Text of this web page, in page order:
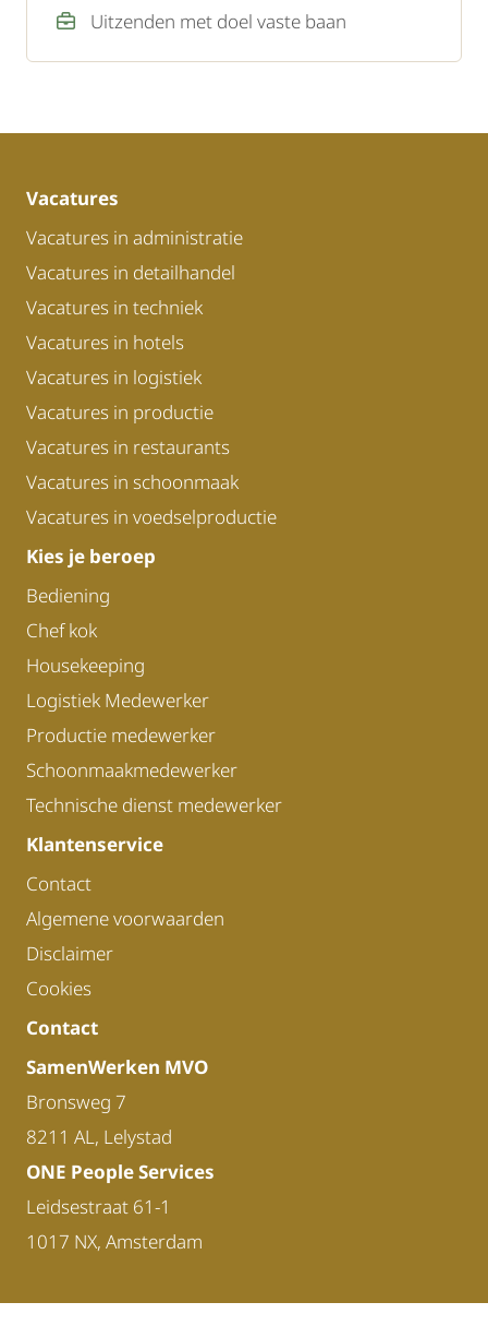
Uitzenden met doel vaste baan
Vacatures
Vacatures in administratie
Vacatures in detailhandel
Vacatures in techniek
Vacatures in hotels
Vacatures in logistiek
Vacatures in productie
Vacatures in restaurants
Vacatures in schoonmaak
Vacatures in voedselproductie
Kies je beroep
Bediening
Chef kok
Housekeeping
Logistiek Medewerker
Productie medewerker
Schoonmaakmedewerker
Technische dienst medewerker
Klantenservice
Contact
Algemene voorwaarden
Disclaimer
Cookies
Contact
SamenWerken MVO
Bronsweg 7
8211 AL, Lelystad
ONE People Services
Leidsestraat 61-1
1017 NX, Amsterdam